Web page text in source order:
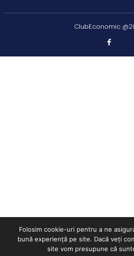
ClubEconomic
Folosim cookie-uri pentru a ne
bună experiență pe site. Dacă veți
site vom presupune că